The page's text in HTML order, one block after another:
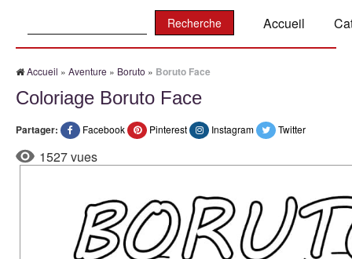
Accueil
Accueil » Aventure » Boruto » Boruto Face
Coloriage Boruto Face
Partager: Facebook Pinterest Instagram Twitter
1527 vues